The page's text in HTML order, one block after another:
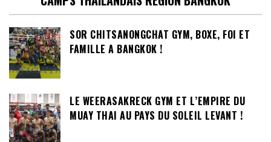
SOR CHITSANONGCHAT GYM, BOXE, FOI ET
FAMILLE A BANGKOK !
LE WEERASAKRECK GYM ET L’EMPIRE DU
MUAY THAI AU PAYS DU SOLEIL LEVANT !